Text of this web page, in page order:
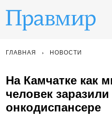
ГЛАВНАЯ НОВОСТИ
На Камчатке как
человек
онкодиспансере